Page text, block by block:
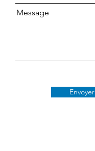
Message
Envoyer